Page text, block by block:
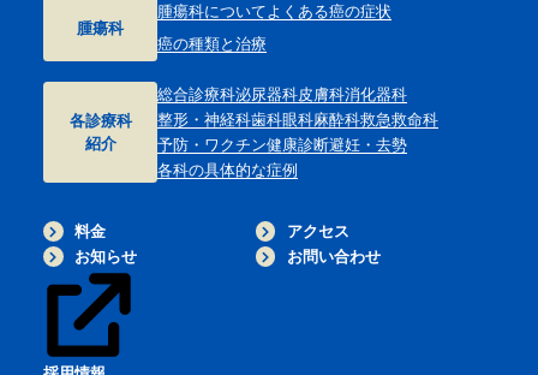
腫瘍科
腫瘍科について よくある癌の症状
癌の種類と治療
各診療科
紹介
総合診療科泌尿器科皮膚科消化器科
整形・神経科歯科眼科麻酔科救急救命科
予防・ワクチン健康診断避妊・去勢
各科の具体的な症例
料金
アクセス
お知らせ
お問い合わせ